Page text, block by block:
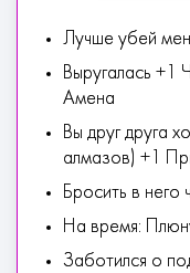
Лучше убей
Выругалась +1
Амена
Вы друг друга
алмазов) +1
Бросить в
На время:
Заботился о